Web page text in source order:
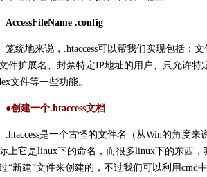
AccessFileName .config
笼统地来说，.htaccess可以帮我们实现包括：
件扩展名、封禁特定IP地址的用户、只允许
文件等一些功能。
●创建一个.htaccess文档
.htaccess是一个古怪的文件名（从Win的角度
上它是linux下的命名，而很多linux下的东西
“新建”文件来创建的，不过我们可以利用cmd